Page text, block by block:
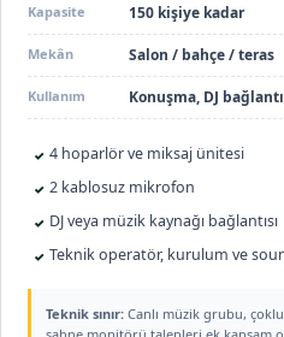
Kapasite 150 kişiye kadar
Mekân Salon / bahçe / teras
Kullanım Konuşma, DJ
✓ 4 hoparlör ve miksaj ünitesi
✓ 2 kablosuz mikrofon
✓ DJ veya müzik kaynağı bağlantısı
✓ Teknik operatör, kurulum ve
Teknik sınır: Canlı müzik grubu,